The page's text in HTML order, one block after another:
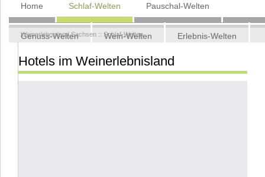
Navigation
überspringen
Home Schlaf-Welten Pauschal-Welten
Genuss-Welten Wein-Welten Erlebnis-Welten
Kontakt
Weinerlebnisland Sachsen :: Schlaf-Welten
Hotels im Weinerlebnisland